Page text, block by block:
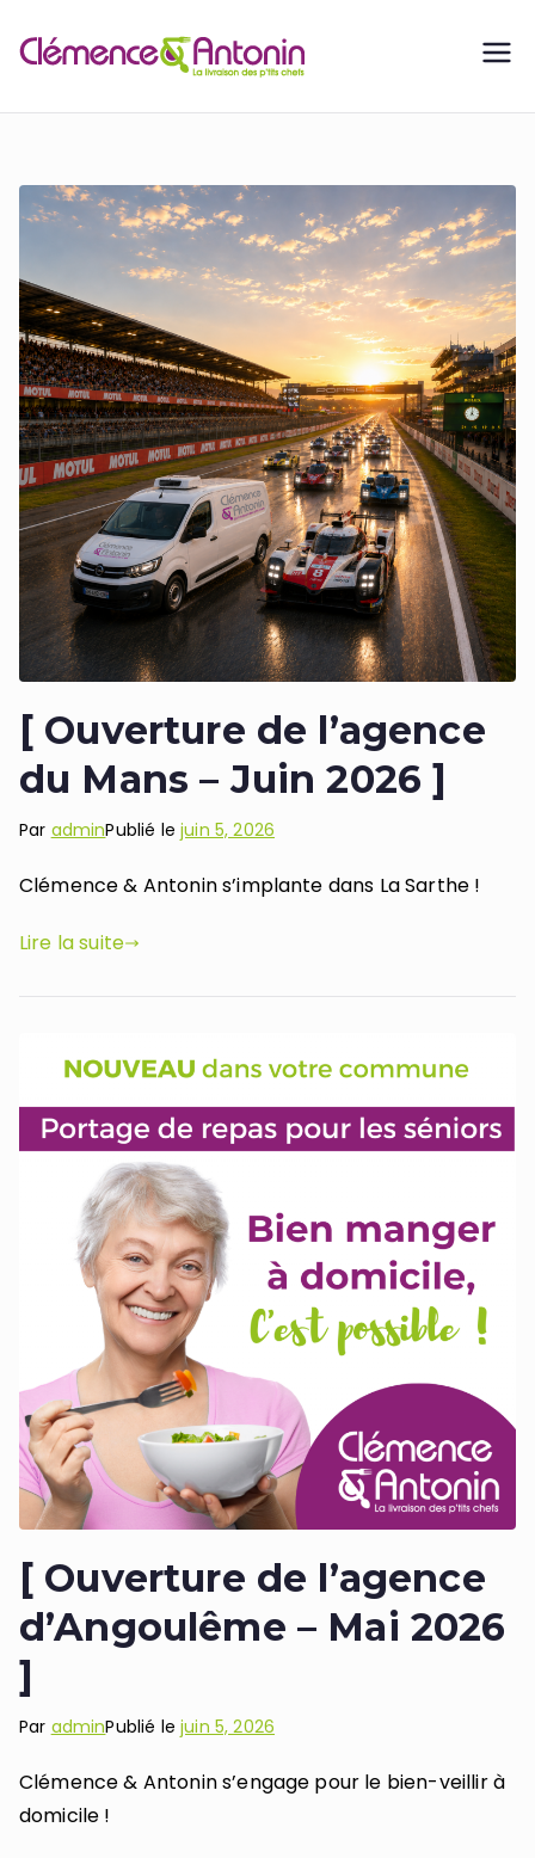
e
Clémen
ce &
Antonin
[ Ouverture de l’agence
du Mans – Juin 2026 ]
Par adminPublié lejuin 5, 2026
Clémence & Antonin s’implante dans La Sarthe !
Lire la suite
[ Ouverture de l’agence
d’Angoulême – Mai 2026
]
Par adminPublié lejuin 5, 2026
Clémence & Antonin s’engage pour le bien-veillir à
domicile !